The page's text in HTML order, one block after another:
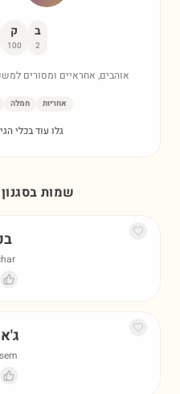
ב
2
ק
100
אוהבים, אחראיים ומסורים
אחריות חמלה
גלו עוד בכלי
שמות